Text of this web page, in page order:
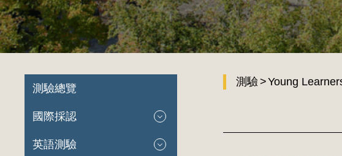
測驗總覽
國際採認
英語測驗
測驗 Young